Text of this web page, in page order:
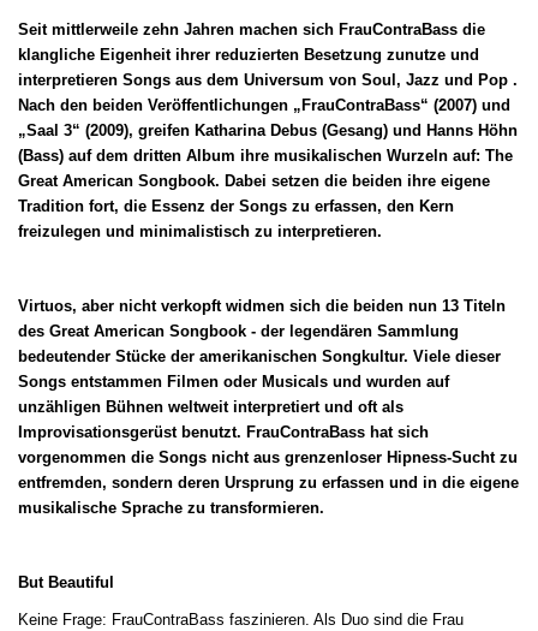
Seit mittlerweile zehn Jahren machen sich FrauContraBass die
klangliche Eigenheit ihrer reduzierten Besetzung zunutze und
interpretieren Songs aus dem Universum von Soul, Jazz und Pop .
Nach den beiden Veröffentlichungen „FrauContraBass“ (2007) und
„Saal 3“ (2009), greifen Katharina Debus (Gesang) und Hanns Höhn
(Bass) auf dem dritten Album ihre musikalischen Wurzeln auf: The
Great American Songbook. Dabei setzen die beiden ihre eigene
Tradition fort, die Essenz der Songs zu erfassen, den Kern
freizulegen und minimalistisch zu interpretieren.
Virtuos, aber nicht verkopft widmen sich die beiden nun 13 Titeln
des Great American Songbook - der legendären Sammlung
bedeutender Stücke der amerikanischen Songkultur. Viele dieser
Songs entstammen Filmen oder Musicals und wurden auf
unzähligen Bühnen weltweit interpretiert und oft als
Improvisationsgerüst benutzt. FrauContraBass hat sich
vorgenommen die Songs nicht aus grenzenloser Hipness-Sucht zu
entfremden, sondern deren Ursprung zu erfassen und in die eigene
musikalische Sprache zu transformieren.
But Beautiful
Keine Frage: FrauContraBass faszinieren. Als Duo sind die Frau